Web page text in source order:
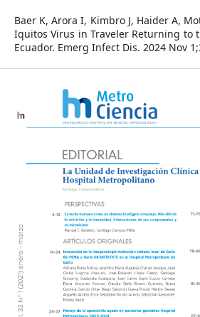
Baer K, Arora I, Kimbro J, Haider A,
Iquitos Virus in Traveler Returning to
Ecuador. Emerg Infect Dis. 2024 Nov